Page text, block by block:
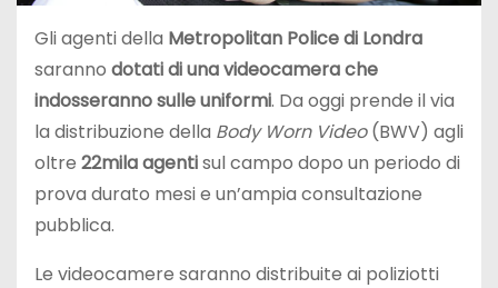
Gli agenti della Metropolitan Police di Londra
saranno dotati di una videocamera che
indosseranno sulle uniformi. Da oggi prende il via
la distribuzione della Body Worn Video(BWV) agli
oltre 22mila agentisul campo dopo un periodo di
prova durato mesi e un’ampia consultazione
pubblica.
Le videocamere saranno distribuite ai poliziotti